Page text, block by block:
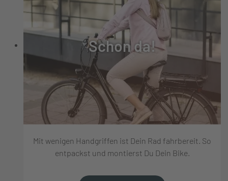
Schon da!
Mit wenigen Handgriffen ist Dein Rad fahrbereit. So
entpackst und montierst Du Dein Bike.